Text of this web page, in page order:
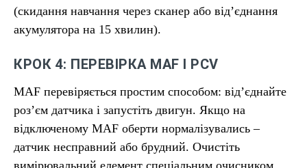
(скидання навчання через сканер або від’єднання
акумулятора на 15 хвилин).
КРОК 4: ПЕРЕВІРКА MAF І PCV
MAF перевіряється простим способом: від’єднайте
роз’єм датчика і запустіть двигун. Якщо на
відключеному MAF оберти нормалізувались –
датчик несправний або брудний. Очистіть
вимірювальний елемент спеціальним очисником